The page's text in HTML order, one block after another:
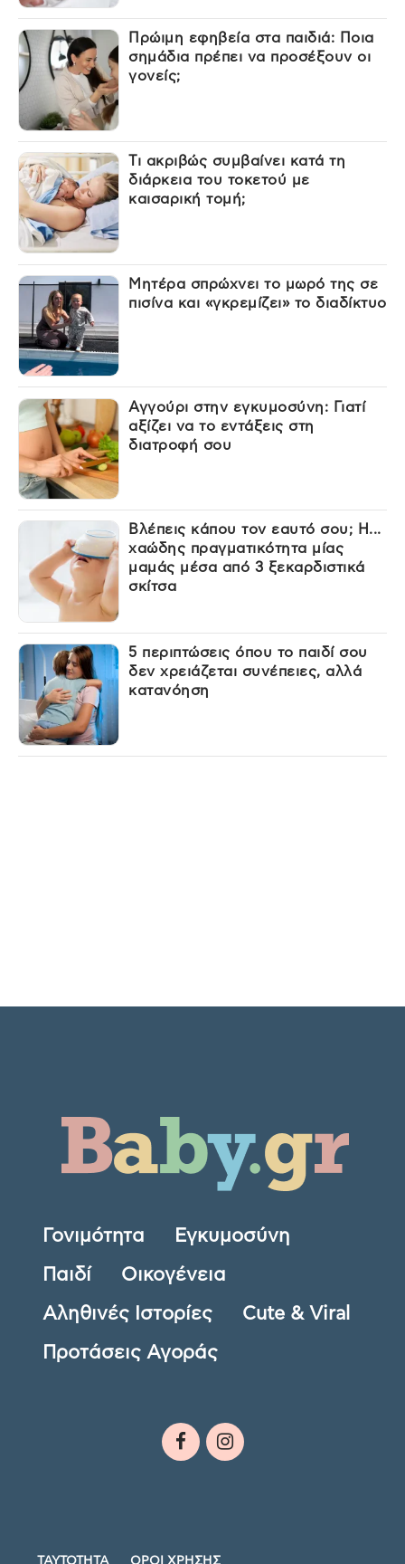
Πρώιμη εφηβεία στα παιδιά: Ποια
σημάδια πρέπει να προσέξουν οι
γονείς;
Τι ακριβώς συμβαίνει κατά τη
διάρκεια του τοκετού με
καισαρική τομή;
Μητέρα σπρώχνει το μωρό της σε
πισίνα και «γκρεμίζει» το διαδίκτυο
Αγγούρι στην εγκυμοσύνη: Γιατί
αξίζει να το εντάξεις στη
διατροφή σου
Βλέπεις κάπου τον εαυτό σου; Η...
χαώδης πραγματικότητα μίας
μαμάς μέσα από 3 ξεκαρδιστικά
σκίτσα
5 περιπτώσεις όπου το παιδί σου
δεν χρειάζεται συνέπειες, αλλά
κατανόηση
Γονιμότητα Εγκυμοσύνη
Παιδί Οικογένεια
Αληθινές Ιστορίες Cute & Viral
Προτάσεις Αγοράς
ΤΑΥΤΟΤΗΤΑ ΟΡΟΙ ΧΡΗΣΗΣ